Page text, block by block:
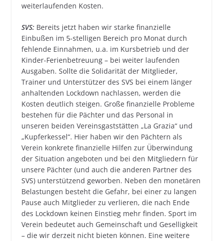
weiterlaufenden Kosten.
SVS:Bereits jetzt haben wir starke finanzielle
Einbußen im 5-stelligen Bereich pro Monat durch
fehlende Einnahmen, u.a. im Kursbetrieb und der
Kinder-Ferienbetreuung – bei weiter laufenden
Ausgaben. Sollte die Solidarität der Mitglieder,
Trainer und Unterstützer des SVS bei einem länger
anhaltenden Lockdown nachlassen, werden die
Kosten deutlich steigen. Große finanzielle Probleme
bestehen für die Pächter und das Personal in
unseren beiden Vereinsgaststätten „La Grazia“ und
„Kupferkessel“. Hier haben wir den Pächtern als
Verein konkrete finanzielle Hilfen zur Überwindung
der Situation angeboten und bei den Mitgliedern für
unsere Pächter (und auch die anderen Partner des
SVS) unterstützend geworben. Neben den monetären
Belastungen besteht die Gefahr, bei einer zu langen
Pause auch Mitglieder zu verlieren, die nach Ende
des Lockdown keinen Einstieg mehr finden. Sport im
Verein bedeutet auch Gemeinschaft und Geselligkeit
– die wir derzeit nicht bieten können. Eine weitere